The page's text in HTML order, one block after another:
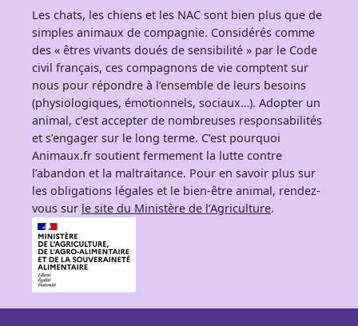
Les chats, les chiens et les NAC sont bien plus que de
simples animaux de compagnie. Considérés comme
des « êtres vivants doués de sensibilité » par le Code
civil français, ces compagnons de vie comptent sur
nous pour répondre à l’ensemble de leurs besoins
(physiologiques, émotionnels, sociaux…). Adopter un
animal, c’est accepter de nombreuses responsabilités
et s’engager sur le long terme. C’est pourquoi
Animaux.fr soutient fermement la lutte contre
l’abandon et la maltraitance. Pour en savoir plus sur
les obligations légales et le bien-être animal, rendez-
vous sur le site du Ministère de l’Agriculture.